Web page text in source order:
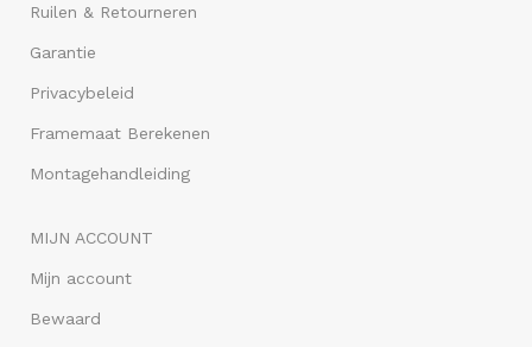
Ruilen & Retourneren
Garantie
Privacybeleid
Framemaat Berekenen
Montagehandleiding
MIJN ACCOUNT
Mijn account
Bewaard